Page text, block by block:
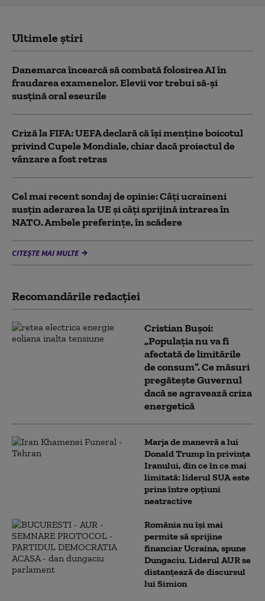
Ultimele știri
Danemarca încearcă să combată folosirea AI în
fraudarea examenelor. Elevii vor trebui să-şi
susţină oral eseurile
Criză la FIFA: UEFA declară că îşi menţine boicotul
privind Cupele Mondiale, chiar dacă proiectul de
vânzare a fost retras
Cel mai recent sondaj de opinie: Câți ucraineni
susțin aderarea la UE și câți sprijină intrarea în
NATO. Ambele preferințe, în scădere
CITEȘTE MAI MULTE
Recomandările redacţiei
Cristian Bușoi:
„Populația nu va fi
afectată de limitările
de consum”. Ce măsuri
pregătește Guvernul
dacă se agravează criza
energetică
Marja de manevră a lui
Donald Trump în privința
Iranului, din ce în ce mai
limitată: liderul SUA este
prins între opțiuni
neatractive
România nu își mai
permite să sprijine
financiar Ucraina, spune
Dungaciu. Liderul AUR se
distanțează de discursul
lui Simion